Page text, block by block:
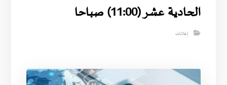
الحادية عشر (11:00) صباحا
إعلانات